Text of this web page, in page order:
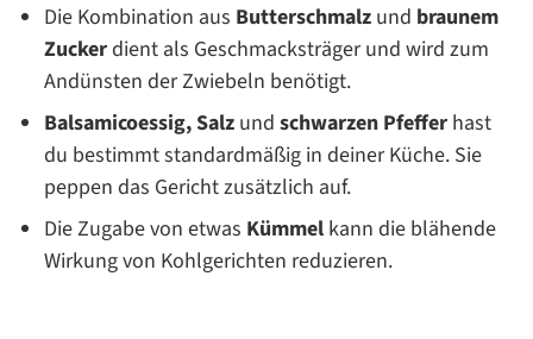
Die Kombination aus Butterschmalz und braunem
Zuckerdient als Geschmacksträger und wird zum
Andünsten der Zwiebeln benötigt.
Balsamicoessig, Salz und schwarzen Pfeffer hast
du bestimmt standardmäßig in deiner Küche. Sie
peppen das Gericht zusätzlich auf.
Die Zugabe von etwas Kümmel kann die blähende
Wirkung von Kohlgerichten reduzieren.